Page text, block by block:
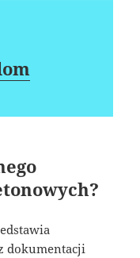
dokumentacji